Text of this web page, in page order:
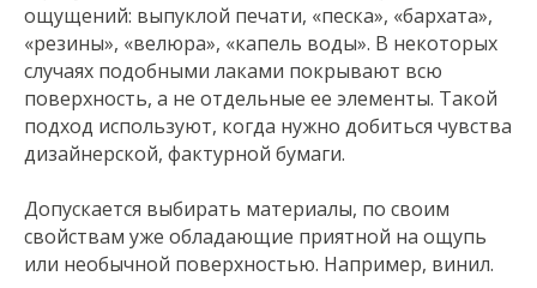
ощущений: выпуклой печати, «песка», «бархата»,
«резины», «велюра», «капель воды». В некоторых
случаях подобными лаками покрывают всю
поверхность, а не отдельные ее элементы. Такой
подход используют, когда нужно добиться чувства
дизайнерской, фактурной бумаги.
Допускается выбирать материалы, по своим
свойствам уже обладающие приятной на ощупь
или необычной поверхностью. Например, винил.